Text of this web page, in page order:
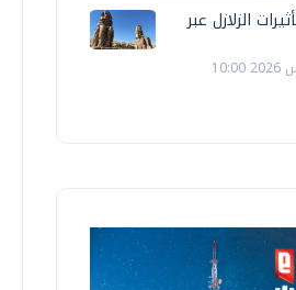
الزلازل عبر
الأربعاء، 05 اغسطس 2026 10:00